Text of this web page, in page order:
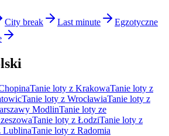
City break Last minute
Egzotyczne
Tanie loty z KrakowaTanie loty z
Tanie loty z WrocławiaTanie loty z
ModlinTanie loty ze
Tanie loty z ŁodziTanie loty z
LublinaTanie loty z Radomia